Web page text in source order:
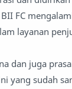
FC
layanan
dan juga
yang sudah